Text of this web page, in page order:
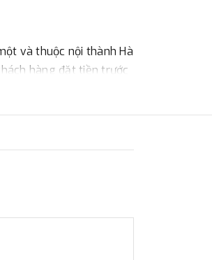
và thuộc nội thành Hà
hàng đặt tiền trước